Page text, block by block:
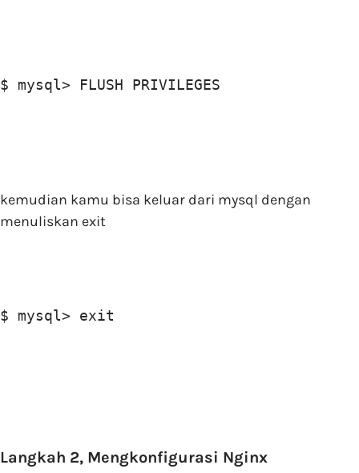
$ mysql> FLUSH PRIVILEGES
kemudian kamu bisa keluar dari mysql dengan
menuliskan exit
$ mysql> exit
Langkah 2, Mengkonfigurasi Nginx